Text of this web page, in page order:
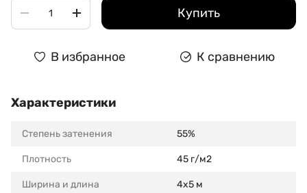
Купить
В избранное К сравнению
Характеристики
Степень затенения 55%
Плотность 45 г/м2
Ширина и длина 4x5 м